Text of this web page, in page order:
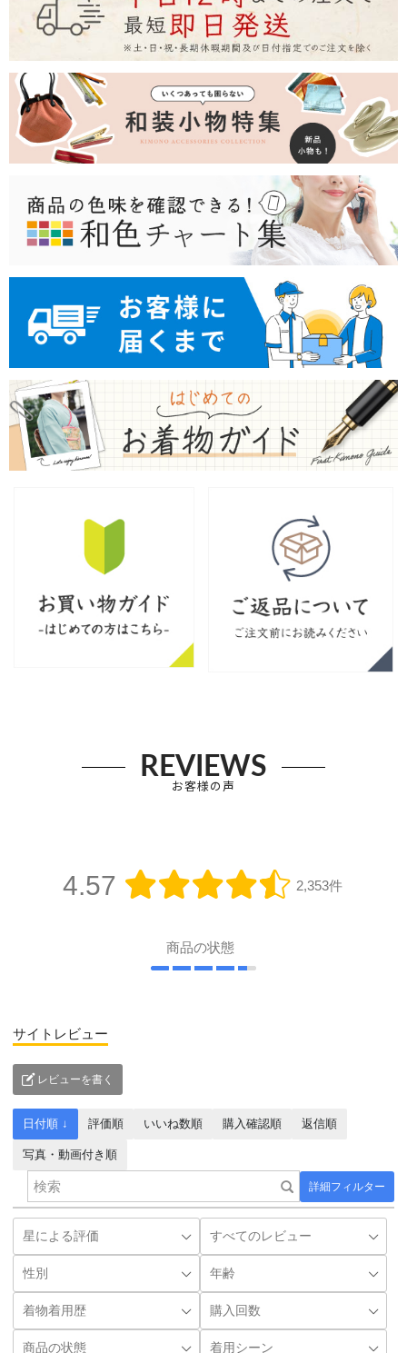
REVIEWS
お客様の声
4.57 2,353件
商品の状態
サイトレビュー
レビューを書く
詳細フィルター
日付順 ↓ 評価順 いいね数順 購入確認順 返信順
写真・動画付き順